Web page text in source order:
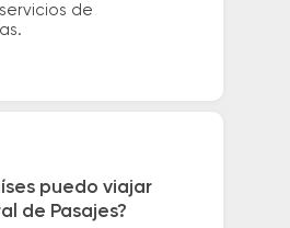
de
puedo viajar
de Pasajes?